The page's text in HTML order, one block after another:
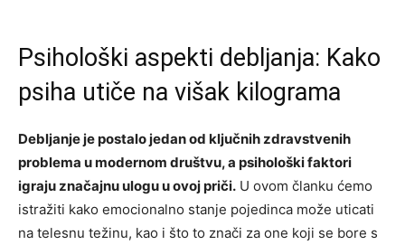
Psihološki aspekti debljanja: Kako
psiha utiče na višak kilograma
Debljanje je postalo jedan od ključnih zdravstvenih
problema u modernom društvu, a psihološki faktori
igraju značajnu ulogu u ovoj priči. U ovom članku ćemo
istražiti kako emocionalno stanje pojedinca može uticati
na telesnu težinu, kao i što to znači za one koji se bore s